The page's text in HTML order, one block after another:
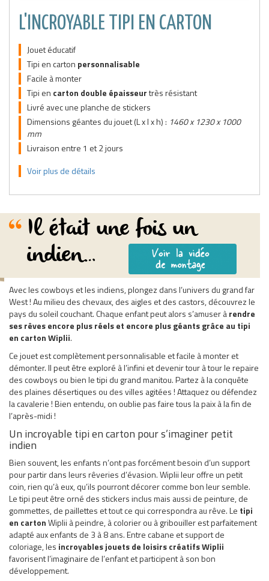
L'INCROYABLE TIPI EN CARTON
Jouet éducatif
Tipi en carton personnalisable
Facile à monter
Tipi en carton double épaisseurtrès résistant
Livré avec une planche de stickers
Dimensions géantes du jouet (L x l x h) : 1460 x 1230 x 1000
mm
Livraison entre 1 et 2 jours
Voir plus de détails
Il était une fois un
indien…
Avec les cowboys et les indiens, plongez dans l’univers du grand far
West ! Au milieu des chevaux, des aigles et des castors, découvrez le
pays du soleil couchant. Chaque enfant peut alors s’amuser àrendre
ses rêves encore plus réels et encore plus géants grâce au tipi
en carton Wiplii.
Ce jouet est complètement personnalisable et facile à monter et
démonter. Il peut être exploré à l’infini et devenir tour à tour le repaire
des cowboys ou bien le tipi du grand manitou. Partez à la conquête
des plaines désertiques ou des villes agitées ! Attaquez ou défendez
la cavalerie ! Bien entendu, on oublie pas faire tous la paix à la fin de
l’après-midi !
Un incroyable tipi en carton pour s’imaginer petit
indien
Bien souvent, les enfants n’ont pas forcément besoin d’un support
pour partir dans leurs rêveries d’évasion. Wiplii leur offre un petit
coin, rien qu’à eux, qu’ils pourront décorer comme bon leur semble.
Le tipi peut être orné des stickers inclus mais aussi de peinture, de
gommettes, de paillettes et tout ce qui correspondra au rêve. Le tipi
en cartonWiplii à peindre, à colorier ou à gribouiller est parfaitement
adapté aux enfants de 3 à 8 ans. Entre cabane et support de
coloriage, les incroyables jouets de loisirs créatifs Wiplii
favorisent l’imaginaire de l’enfant et participent à son bon
développement.